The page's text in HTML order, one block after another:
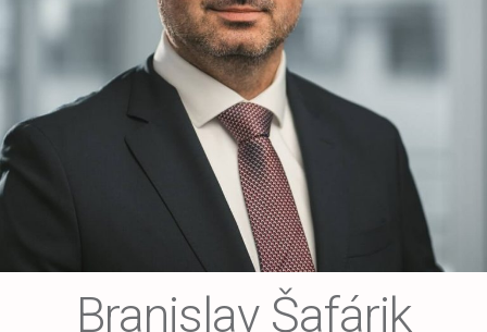
Branislav Šafárik